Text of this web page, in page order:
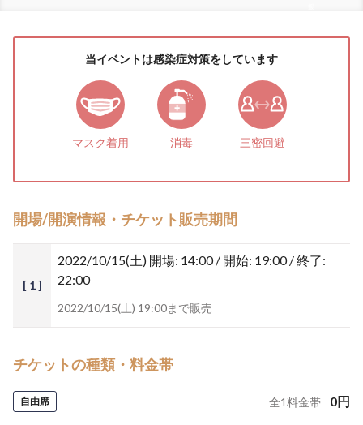
当イベントは感染症対策をしています
マスク着用 消毒 三密回避
開場/開演情報・チケット販売期間
[ 1 ]
2022/10/15(土) 開場: 14:00 / 開始: 19:00 / 終了:
22:00
2022/10/15(土) 19:00まで販売
チケットの種類・料金帯
自由席 全1料金帯 0円